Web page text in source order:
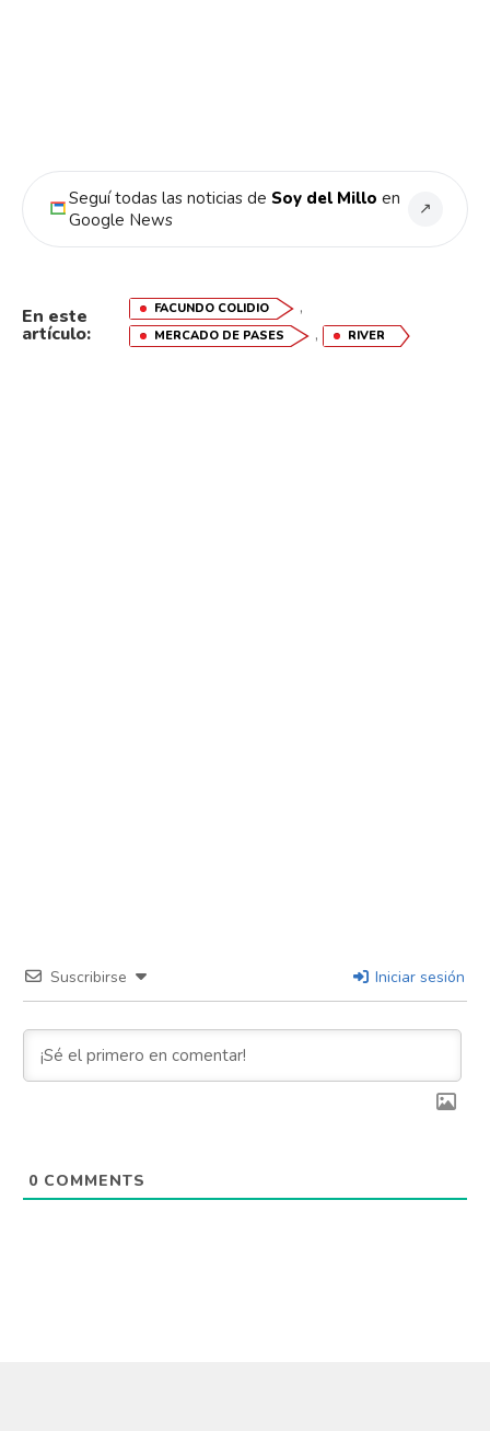
Seguí todas las noticias de Soy del Millo en
Google News
↗
En este
artículo:
FACUNDO COLIDIO ,
MERCADO DE PASES , RIVER
Suscribirse Iniciar sesión
0 COMMENTS